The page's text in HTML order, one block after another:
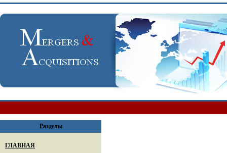
Разделы
ГЛАВНАЯ